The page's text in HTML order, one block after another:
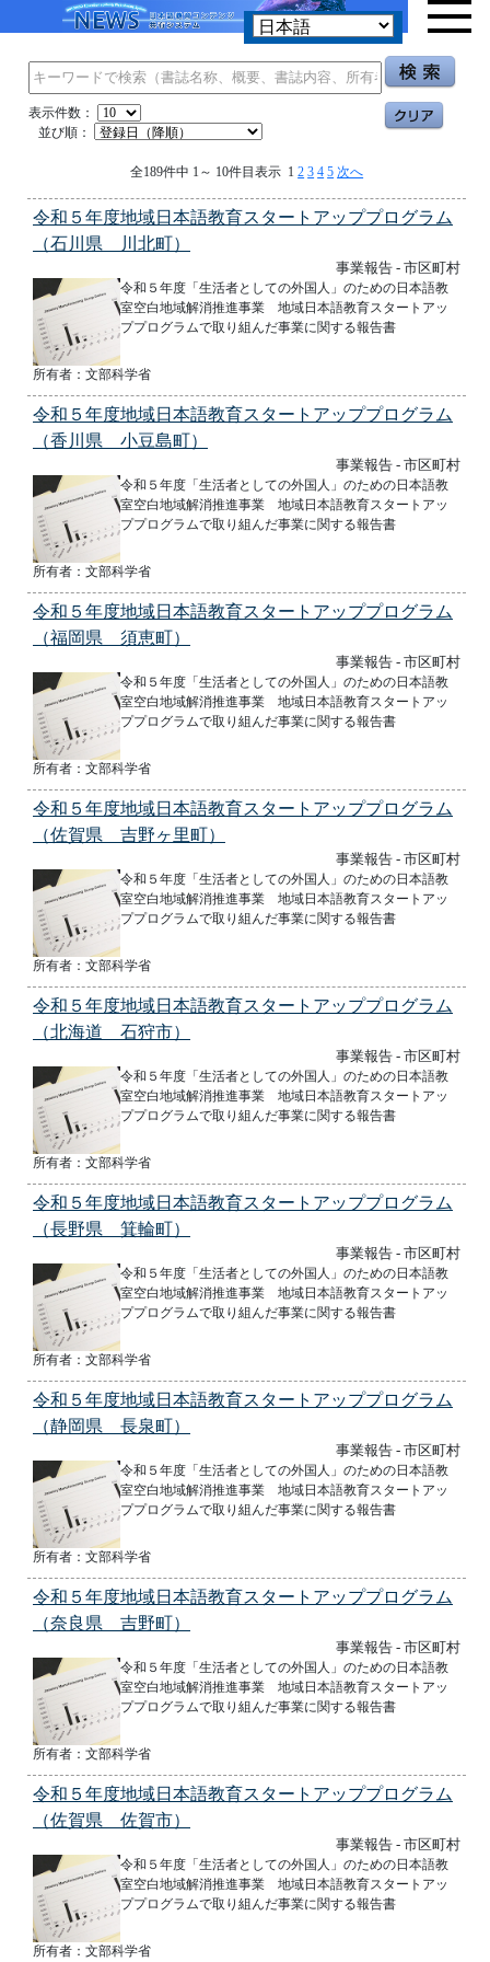
表示件数：
並び順：
全189件中 1～ 10件目表示 12 3 4 5 次へ
令和５年度地域日本語教育スタートアッププログラム
（石川県 川北町）
事業報告 - 市区町村
令和５年度「生活者としての外国人」のための日本語教
室空白地域解消推進事業 地域日本語教育スタートアッ
ププログラムで取り組んだ事業に関する報告書
所有者：文部科学省
令和５年度地域日本語教育スタートアッププログラム
（香川県 小豆島町）
事業報告 - 市区町村
令和５年度「生活者としての外国人」のための日本語教
室空白地域解消推進事業 地域日本語教育スタートアッ
ププログラムで取り組んだ事業に関する報告書
所有者：文部科学省
令和５年度地域日本語教育スタートアッププログラム
（福岡県 須恵町）
事業報告 - 市区町村
令和５年度「生活者としての外国人」のための日本語教
室空白地域解消推進事業 地域日本語教育スタートアッ
ププログラムで取り組んだ事業に関する報告書
所有者：文部科学省
令和５年度地域日本語教育スタートアッププログラム
（佐賀県 吉野ヶ里町）
事業報告 - 市区町村
令和５年度「生活者としての外国人」のための日本語教
室空白地域解消推進事業 地域日本語教育スタートアッ
ププログラムで取り組んだ事業に関する報告書
所有者：文部科学省
令和５年度地域日本語教育スタートアッププログラム
（北海道 石狩市）
事業報告 - 市区町村
令和５年度「生活者としての外国人」のための日本語教
室空白地域解消推進事業 地域日本語教育スタートアッ
ププログラムで取り組んだ事業に関する報告書
所有者：文部科学省
令和５年度地域日本語教育スタートアッププログラム
（長野県 箕輪町）
事業報告 - 市区町村
令和５年度「生活者としての外国人」のための日本語教
室空白地域解消推進事業 地域日本語教育スタートアッ
ププログラムで取り組んだ事業に関する報告書
所有者：文部科学省
令和５年度地域日本語教育スタートアッププログラム
（静岡県 長泉町）
事業報告 - 市区町村
令和５年度「生活者としての外国人」のための日本語教
室空白地域解消推進事業 地域日本語教育スタートアッ
ププログラムで取り組んだ事業に関する報告書
所有者：文部科学省
令和５年度地域日本語教育スタートアッププログラム
（奈良県 吉野町）
事業報告 - 市区町村
令和５年度「生活者としての外国人」のための日本語教
室空白地域解消推進事業 地域日本語教育スタートアッ
ププログラムで取り組んだ事業に関する報告書
所有者：文部科学省
令和５年度地域日本語教育スタートアッププログラム
（佐賀県 佐賀市）
事業報告 - 市区町村
令和５年度「生活者としての外国人」のための日本語教
室空白地域解消推進事業 地域日本語教育スタートアッ
ププログラムで取り組んだ事業に関する報告書
所有者：文部科学省